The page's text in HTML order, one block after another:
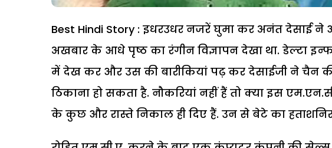
Best Hindi Story : इधरउधर नजरें घुमा कर अनंत देसाई
अखबार के आधे पृष्ठ का रंगीन विज्ञापन देखा था. डेल्टा
में देख कर और उस की बारीकियां पढ़ कर देसाईजी ने चैन
ठिकाना हो सकता है. नौकरियां नहीं हैं तो क्या इस
के कुछ और रास्ते निकाल ही दिए हैं. उन से बेटे का